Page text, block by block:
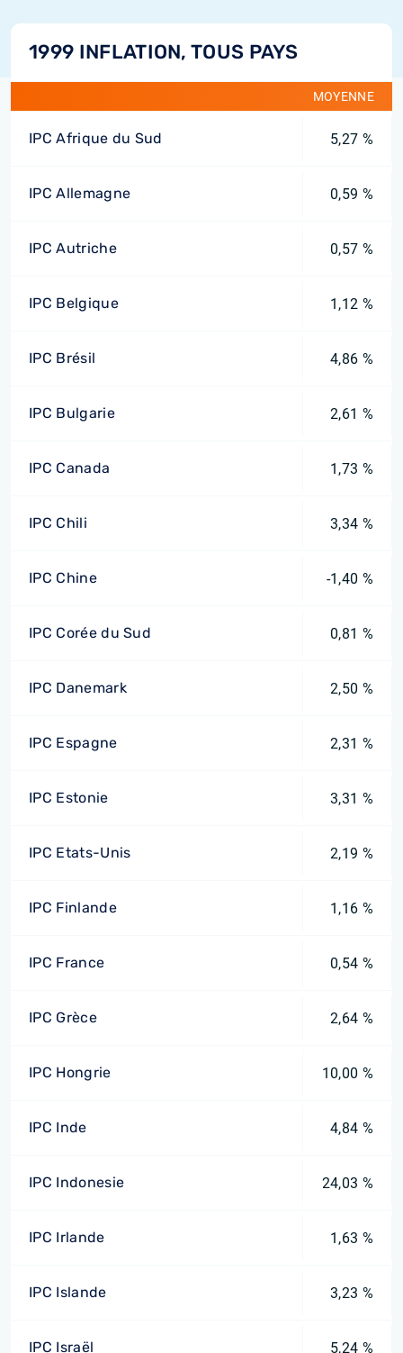
1999 INFLATION, TOUS PAYS
MOYENNE
IPC Afrique du Sud 5,27 %
IPC Allemagne 0,59 %
IPC Autriche 0,57 %
IPC Belgique 1,12 %
IPC Brésil 4,86 %
IPC Bulgarie 2,61 %
IPC Canada 1,73 %
IPC Chili 3,34 %
IPC Chine -1,40 %
IPC Corée du Sud 0,81 %
IPC Danemark 2,50 %
IPC Espagne 2,31 %
IPC Estonie 3,31 %
IPC Etats-Unis 2,19 %
IPC Finlande 1,16 %
IPC France 0,54 %
IPC Grèce 2,64 %
IPC Hongrie 10,00 %
IPC Inde 4,84 %
IPC Indonesie 24,03 %
IPC Irlande 1,63 %
IPC Islande 3,23 %
IPC Israël 5,24 %